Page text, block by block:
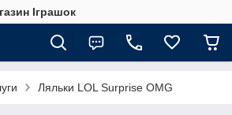
Іграшок
Ляльки LOL Surprise OMG